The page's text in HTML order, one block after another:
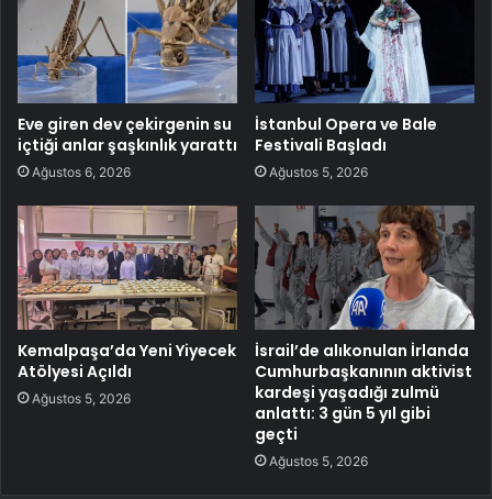
Eve giren dev çekirgenin su
içtiği anlar şaşkınlık yarattı
Ağustos 6, 2026
İstanbul Opera ve Bale
Festivali Başladı
Ağustos 5, 2026
Kemalpaşa’da Yeni Yiyecek
Atölyesi Açıldı
Ağustos 5, 2026
İsrail’de alıkonulan İrlanda
Cumhurbaşkanının aktivist
kardeşi yaşadığı zulmü
anlattı: 3 gün 5 yıl gibi
geçti
Ağustos 5, 2026